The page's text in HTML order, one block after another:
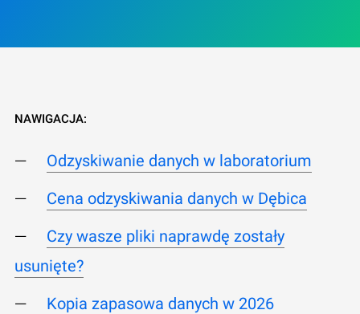
NAWIGACJA:
Odzyskiwanie danych w laboratorium
Cena odzyskiwania danych w Dębica
Czy wasze pliki naprawdę zostały
usunięte?
Kopia zapasowa danych w 2026